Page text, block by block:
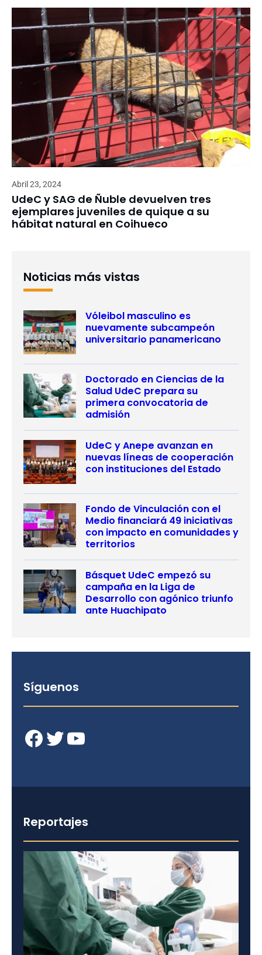
Abril 23, 2024
UdeC y SAG de Ñuble devuelven tres
ejemplares juveniles de quique a su
hábitat natural en Coihueco
Noticias más vistas
Vóleibol masculino es
nuevamente subcampeón
universitario panamericano
Doctorado en Ciencias de la
Salud UdeC prepara su
primera convocatoria de
admisión
UdeC y Anepe avanzan en
nuevas líneas de cooperación
con instituciones del Estado
Fondo de Vinculación con el
Medio financiará 49 iniciativas
con impacto en comunidades y
territorios
Básquet UdeC empezó su
campaña en la Liga de
Desarrollo con agónico triunfo
ante Huachipato
Síguenos
Facebook Twitter YouTube
Reportajes